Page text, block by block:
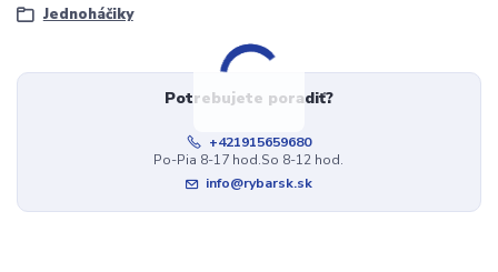
Jednoháčiky
Potrebujete poradiť?
+421915659680
Po-Pia 8-17 hod.So 8-12 hod.
info@rybarsk.sk